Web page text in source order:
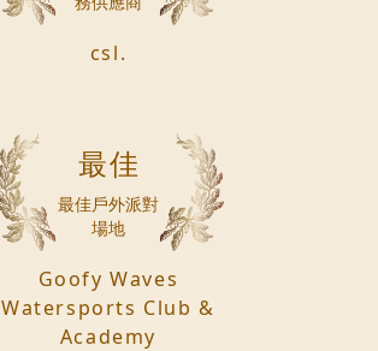
csl.
最佳
最佳戶外派對
場地
Goofy Waves
Watersports Club &
Academy